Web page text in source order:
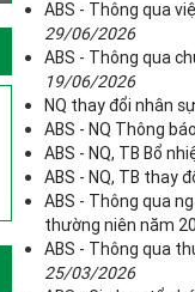
ABS - Thông qua
29/06/2026
ABS - Thông qua
19/06/2026
NQ thay đổi nhân
ABS - NQ Thông
ABS - NQ, TB Bổ
ABS - NQ, TB thay
ABS - Thông qua
thường niên năm
ABS - Thông qua
25/03/2026